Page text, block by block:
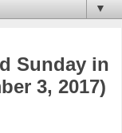
▼
Sunday in
3, 2017)